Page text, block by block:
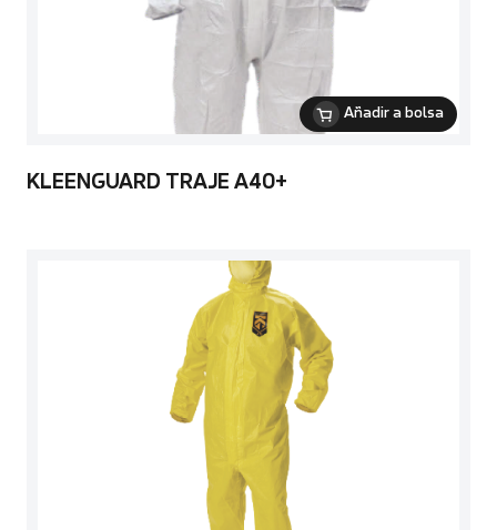
Añadir a bolsa
KLEENGUARD TRAJE A40+